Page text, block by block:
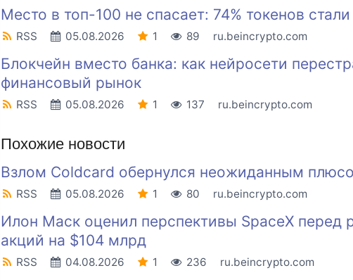
Место в топ-100 не спасает: 74% токенов
RSS 05.08.2026 1 89 ru.beincrypto.com
Блокчейн вместо банка: как нейросети
финансовый рынок
RSS 05.08.2026 1 137 ru.beincrypto.com
Похожие новости
Взлом Coldcard обернулся неожиданным
RSS 05.08.2026 1 80 ru.beincrypto.com
Илон Маск оценил перспективы SpaceX перед
акций на $104 млрд
RSS 04.08.2026 1 236 ru.beincrypto.com